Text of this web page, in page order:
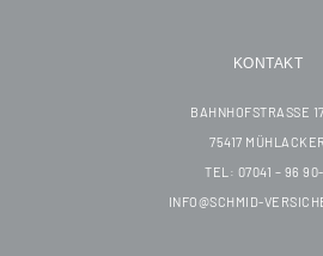
KONTAKT
BAHNHOFSTRASSE
75417 MÜHLACKER
TEL: 07041 – 96
INFO@SCHMID-